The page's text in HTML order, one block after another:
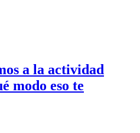
a la actividad
modo eso te